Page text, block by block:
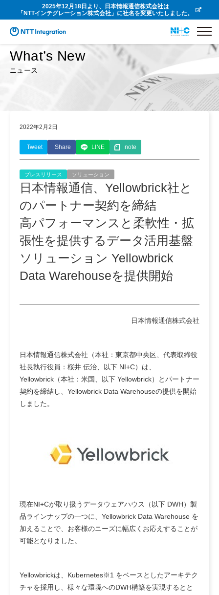
2025年12月18日より、日本情報通信株式会社は
「NTTインテグレーション株式会社」に社名を変更いたしました。
What’s New
ニュース
2022年2月2日
Tweet Share LINE note
プレスリリース ソリューション
日本情報通信、Yellowbrick社と
のパートナー契約を締結
高パフォーマンスと柔軟性・拡
張性を提供するデータ活用基盤
ソリューション Yellowbrick
Data Warehouseを提供開始
日本情報通信株式会社
日本情報通信株式会社（本社：東京都中央区、代表取締役
社長執行役員：桜井 伝治、以下 NI+C）は、
Yellowbrick（本社：米国、以下 Yellowbrick）とパートナー
契約を締結し、Yellowbrick Data Warehouseの提供を開始
しました。
現在NI+Cが取り扱うデータウェアハウス（以下 DWH）製
品ラインナップの一つに、Yellowbrick Data Warehouse を
加えることで、お客様のニーズに幅広くお応えすることが
可能となりました。
Yellowbrickは、Kubernetes※1 をベースとしたアーキテク
チャを採用し、様々な環境へのDWH構築を実現するとと